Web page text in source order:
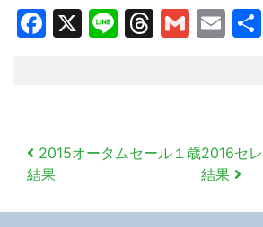
Facebook
X LineThreads
Gmail
投
稿
ナ
ゲ
2015オータムセール１歳
結果
2016セ
結果